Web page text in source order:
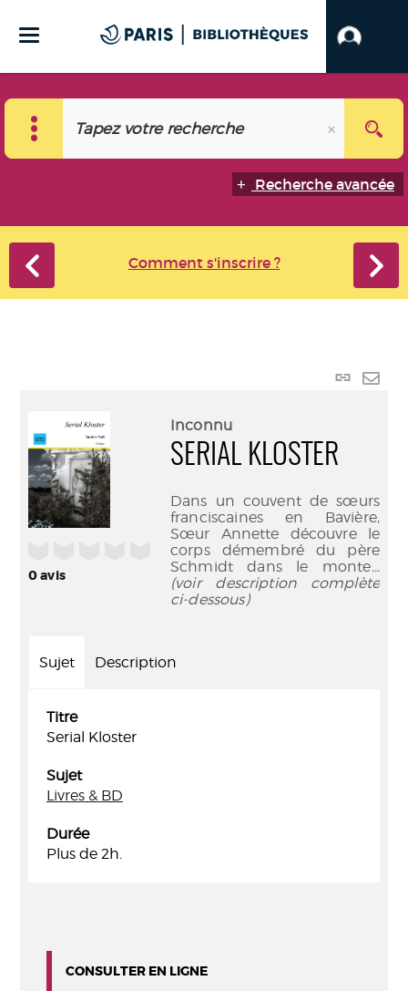
Recherche avancée
Comment s'inscrire ?
Lien
0avis
Inconnu
SERIAL KLOSTER
Dans un couvent de sœurs
franciscaines en Bavière,
Sœur Annette découvre le
corps démembré du père
Schmidt dans le monte...
(voir description complète
ci-dessous)
Sujet Description
Titre
Serial Kloster
Sujet
Livres & BD
Durée
Plus de 2h.
CONSULTER EN LIGNE